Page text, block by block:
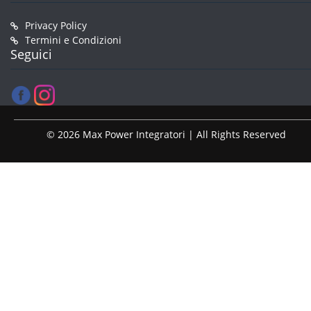
Privacy Policy
Termini e Condizioni
Seguici
© 2026 Max Power Integratori | All Rights Reserved